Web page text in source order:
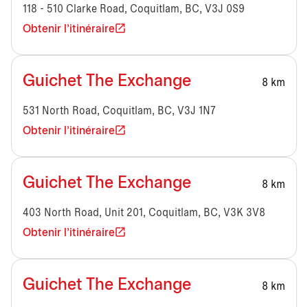
118 - 510 Clarke Road, Coquitlam, BC, V3J 0S9
Obtenir l'itinéraire
Guichet The Exchange 8 km
531 North Road, Coquitlam, BC, V3J 1N7
Obtenir l'itinéraire
Guichet The Exchange 8 km
403 North Road, Unit 201, Coquitlam, BC, V3K 3V8
Obtenir l'itinéraire
Guichet The Exchange 8 km